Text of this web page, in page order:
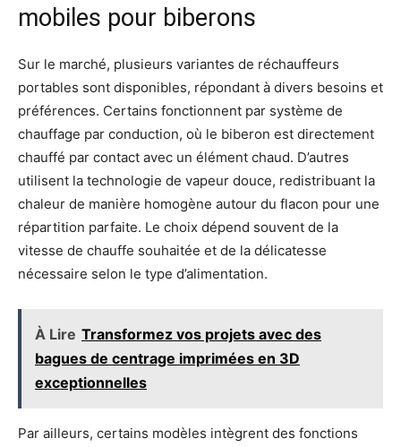
mobiles pour biberons
Sur le marché, plusieurs variantes de réchauffeurs
portables sont disponibles, répondant à divers besoins et
préférences. Certains fonctionnent par système de
chauffage par conduction, où le biberon est directement
chauffé par contact avec un élément chaud. D’autres
utilisent la technologie de vapeur douce, redistribuant la
chaleur de manière homogène autour du flacon pour une
répartition parfaite. Le choix dépend souvent de la
vitesse de chauffe souhaitée et de la délicatesse
nécessaire selon le type d’alimentation.
À Lire Transformez vos projets avec des
bagues de centrage imprimées en 3D
exceptionnelles
Par ailleurs, certains modèles intègrent des fonctions